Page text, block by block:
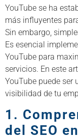
YouTube se ha
más influyentes
Sin embargo,
Es esencial
YouTube para
servicios. En este
YouTube puede
visibilidad de tu
1.
del SEO